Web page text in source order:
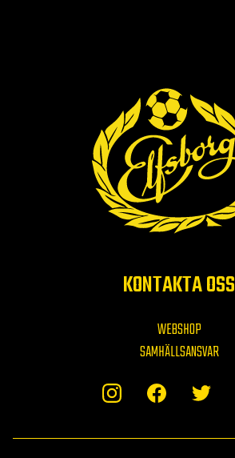
KONTAKTA OSS
WEBSHOP
SAMHÄLLSANSVAR